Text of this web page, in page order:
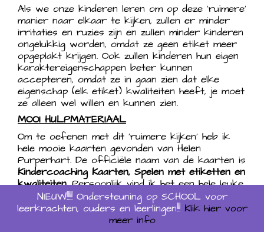
NIEUW!!!!! Ondersteuning op SCHOOL voor
leerkrachten, ouders en leerlingen!!! Klik hier voor
meer info
Als we onze kinderen leren om op deze ‘ruimere’
manier naar elkaar te kijken, zullen er minder
irritaties en ruzies zijn en zullen minder kinderen
ongelukkig worden, omdat ze geen etiket meer
opgeplakt krijgen. Ook zullen kinderen hun eigen
karaktereigenschappen beter kunnen
accepteren, omdat ze in gaan zien dat elke
eigenschap (elk etiket) kwaliteiten heeft, je moet
ze alleen wel willen en kunnen zien.
MOOI HULPMATERIAAL
Om te oefenen met dit ‘ruimere kijken’ heb ik
hele mooie kaarten gevonden van Helen
Purperhart. De officiële naam van de kaarten is
Kindercoaching Kaarten, Spelen met etiketten en
kwaliteiten. Persoonlijk vind ik het een hele leuke
en fijne manier om kinderen te leren om de
kwaliteiten te zien onder de verschillende
‘etiketten’. Uiteraard zijn sommige etiketten best